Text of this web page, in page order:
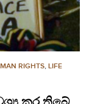
RIGHTS, LIFE